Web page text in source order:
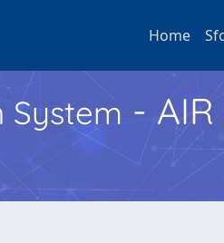
Home
System - AIR